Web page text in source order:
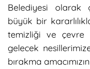
Belediyesi olarak
büyük bir
temizliği ve çevre
gelecek
bırakma